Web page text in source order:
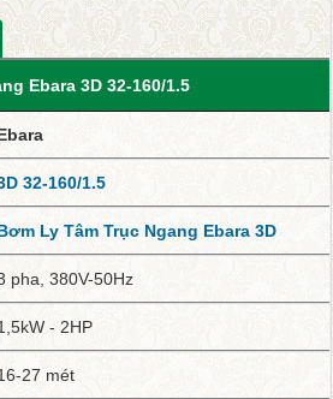
Ebara 3D 32-160/1.5
32-160/1.5
Ly Tâm Trục Ngang Ebara 3D
pha, 380V-50Hz
- 2HP
27 mét